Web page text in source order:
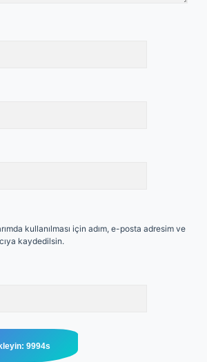
kullanılması için adım, e-posta adresim ve
kaydedilsin.